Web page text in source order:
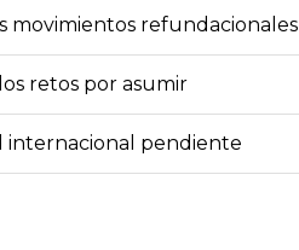
movimientos refundacionales
retos por asumir
internacional pendiente